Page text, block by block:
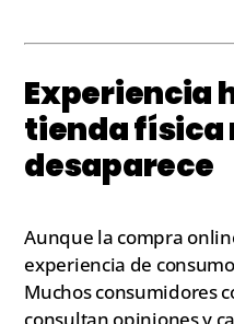
Experiencia
tienda física
desaparece
Aunque la compra
experiencia de
Muchos consumidores